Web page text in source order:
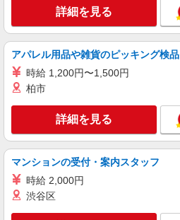
詳細を見る
アパレル用品や雑貨のピッキング検品
時給 1,200円〜1,500円
柏市
詳細を見る
マンションの受付・案内スタッフ
時給 2,000円
渋谷区